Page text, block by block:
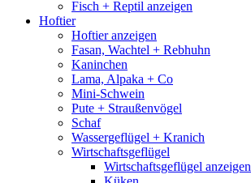
Fisch + Reptil anzeigen
Hoftier
Hoftier anzeigen
Fasan, Wachtel + Rebhuhn
Kaninchen
Lama, Alpaka + Co
Mini-Schwein
Pute + Straußenvögel
Schaf
Wassergeflügel + Kranich
Wirtschaftsgeflügel
Wirtschaftsgeflügel anzeigen